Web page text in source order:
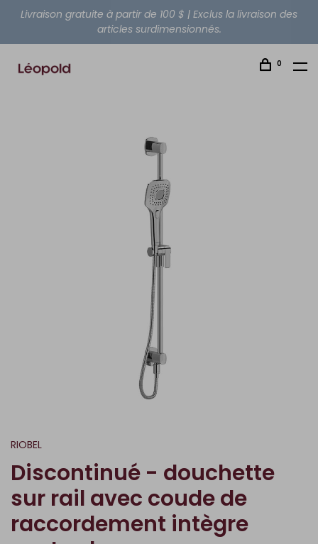
Livraison gratuite à partir de 100 $ | Exclus la livraison des
articles surdimensionnés.
0
RIOBEL
Discontinué - douchette
sur rail avec coude de
raccordement intègre